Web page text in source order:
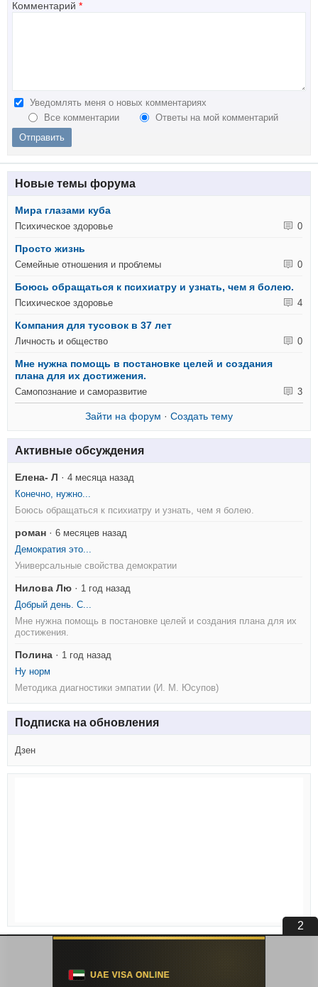
Комментарий *
Уведомлять меня о новых комментариях
Все комментарии
Ответы на мой комментарий
Новые темы форума
Мира глазами куба
Психическое здоровье 0
Просто жизнь
Семейные отношения и проблемы 0
Боюсь обращаться к психиатру и узнать, чем я болею.
Психическое здоровье 4
Компания для тусовок в 37 лет
Личность и общество 0
Мне нужна помощь в постановке целей и создания
плана для их достижения.
Самопознание и саморазвитие 3
Зайти на форум · Создать тему
Активные обсуждения
Елена- Л ·4 месяца назад
Конечно, нужно...
Боюсь обращаться к психиатру и узнать, чем я болею.
роман ·6 месяцев назад
Демократия это...
Универсальные свойства демократии
Нилова Лю · 1 год назад
Добрый день. С...
Мне нужна помощь в постановке целей и создания плана для их
достижения.
Полина · 1 год назад
Ну норм
Методика диагностики эмпатии (И. М. Юсупов)
Подписка на обновления
Дзен
1